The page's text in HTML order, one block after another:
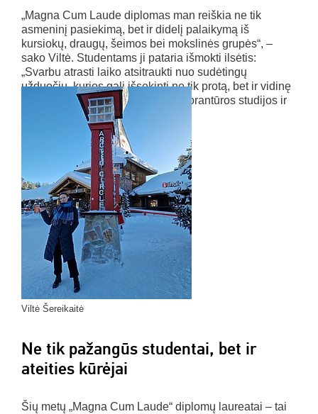
„Magna Cum Laude diplomas man reiškia ne tik
asmeninį pasiekimą, bet ir didelį palaikymą iš
kursiokų, draugų, šeimos bei mokslinės grupės“, –
sako Viltė. Studentams ji pataria išmokti ilsėtis:
„Svarbu atrasti laiko atsitraukti nuo sudėtingų
užduočių, kurios gali išsekinti ne tik protą, bet ir vidinę
ramybę.“ Ateities planuose – doktorantūros studijos ir
darbas mokslo srityje.
Viltė Šereikaitė
Ne tik pažangūs studentai, bet ir
ateities kūrėjai
Šių metų „Magna Cum Laude“ diplomų laureatai – tai